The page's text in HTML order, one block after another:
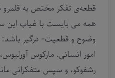
قطعه‌ی تفکر مختص به
همه می بایست با غیاب این
وضوح و قطعیت- درگیر
امور انسانی. مارکوس
رشفوکو، و سپس متفکرانی